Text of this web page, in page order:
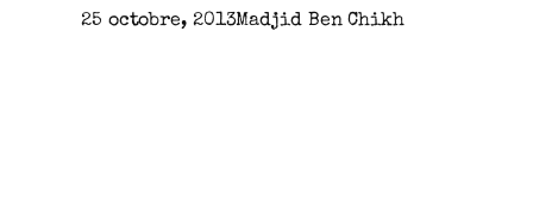
25 octobre, 2013Madjid Ben Chikh